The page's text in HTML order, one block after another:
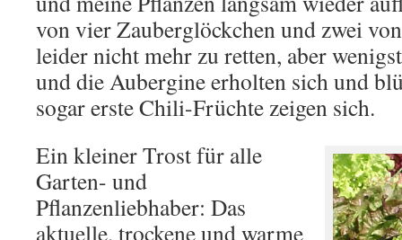
von vier Zauberglöckchen und zwei
leider nicht mehr zu retten, aber
und die Aubergine erholten sich und
sogar erste Chili-Früchte zeigen sich.
Ein kleiner Trost für alle
Garten- und
Pflanzenliebhaber: Das
aktuelle, trockene und warme